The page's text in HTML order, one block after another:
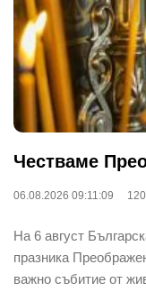
Честваме
06.08.2026 09:11:09 120
На 6 август
празника
важно събитие от